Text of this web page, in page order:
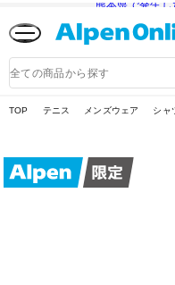
熊本県で発生し
品
検
TOP テニス メンズウェア シャ